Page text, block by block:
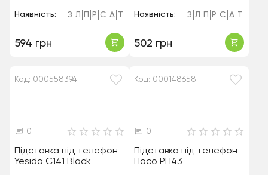
Наявність: З Л Р С А
594 грн
Наявність: З Л Р С А
502 грн
Код: 000558394
0
Підставка під телефон
Yesido C141 Black
Код: 000148658
0
Підставка під телефон
Hoco PH43